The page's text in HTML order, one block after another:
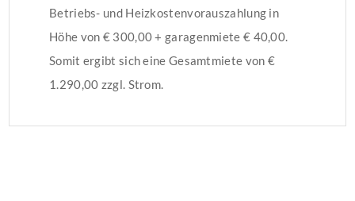
Betriebs- und Heizkostenvorauszahlung in
Höhe von € 300,00 + garagenmiete € 40,00.
Somit ergibt sich eine Gesamtmiete von €
1.290,00 zzgl. Strom.